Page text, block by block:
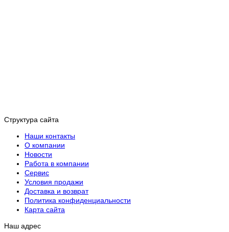
Структура сайта
Наши контакты
О компании
Новости
Работа в компании
Сервис
Условия продажи
Доставка и возврат
Политика конфиденциальности
Карта сайта
Наш адрес